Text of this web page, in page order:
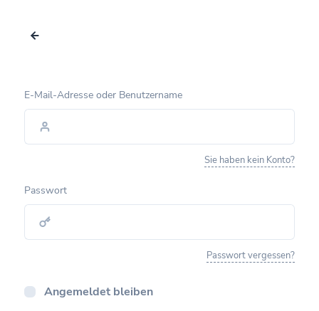
E-Mail-Adresse oder Benutzername
Sie haben kein Konto?
Passwort
Passwort vergessen?
Angemeldet bleiben